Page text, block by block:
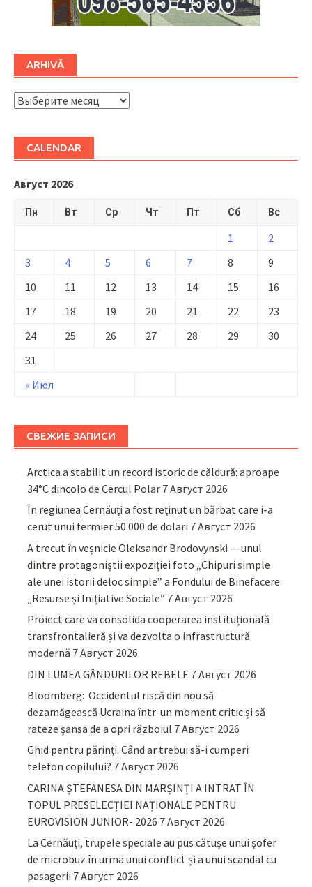
ARHIVĂ
ARHIVĂ
CALENDAR
Август 2026
Пн Вт Ср Чт Пт Сб Вс
« Июл
1
2
3
4 5 6 7 8
9
10
11 12 13 14 15
16
17
18 19 20 21 22
23
24
25 26 27 28 29
30
31
СВЕЖИЕ ЗАПИСИ
Arctica a stabilit un record istoric de căldură: aproape
34°C dincolo de Cercul Polar 7 Август 2026
În regiunea Cernăuți a fost reținut un bărbat care i-a
cerut unui fermier 50.000 de dolari 7 Август 2026
A trecut în veșnicie Oleksandr Brodovynski — unul
dintre protagoniștii expoziției foto „Chipuri simple
ale unei istorii deloc simple” a Fondului de Binefacere
„Resurse și Inițiative Sociale” 7 Август 2026
Proiect care va consolida cooperarea instituțională
transfrontalieră și va dezvolta o infrastructură
modernă 7 Август 2026
DIN LUMEA GÂNDURILOR REBELE 7 Август 2026
Bloomberg: Occidentul riscă din nou să
dezamăgească Ucraina într-un moment critic și să
rateze șansa de a opri războiul 7 Август 2026
Ghid pentru părinţi. Când ar trebui să-i cumperi
telefon copilului? 7 Август 2026
CARINA ȘTEFANESA DIN MARȘINȚI A INTRAT ÎN
TOPUL PRESELECȚIEI NAȚIONALE PENTRU
EUROVISION JUNIOR- 2026 7 Август 2026
La Cernăuți, trupele speciale au pus cătușe unui șofer
de microbuz în urma unui conflict și a unui scandal cu
pasagerii 7 Август 2026